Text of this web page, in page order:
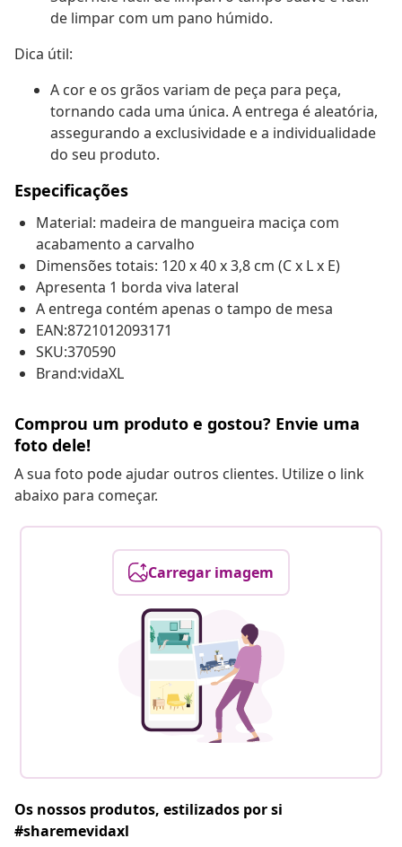
de limpar com um pano húmido.
Dica útil:
A cor e os grãos variam de peça para peça,
tornando cada uma única. A entrega é aleatória,
assegurando a exclusividade e a individualidade
do seu produto.
Especificações
Material: madeira de mangueira maciça com
acabamento a carvalho
Dimensões totais: 120 x 40 x 3,8 cm (C x L x E)
Apresenta 1 borda viva lateral
A entrega contém apenas o tampo de mesa
EAN:8721012093171
SKU:370590
Brand:vidaXL
Comprou um produto e gostou? Envie uma
foto dele!
A sua foto pode ajudar outros clientes. Utilize o link
abaixo para começar.
Carregar imagem
Os nossos produtos, estilizados por si
#sharemevidaxl